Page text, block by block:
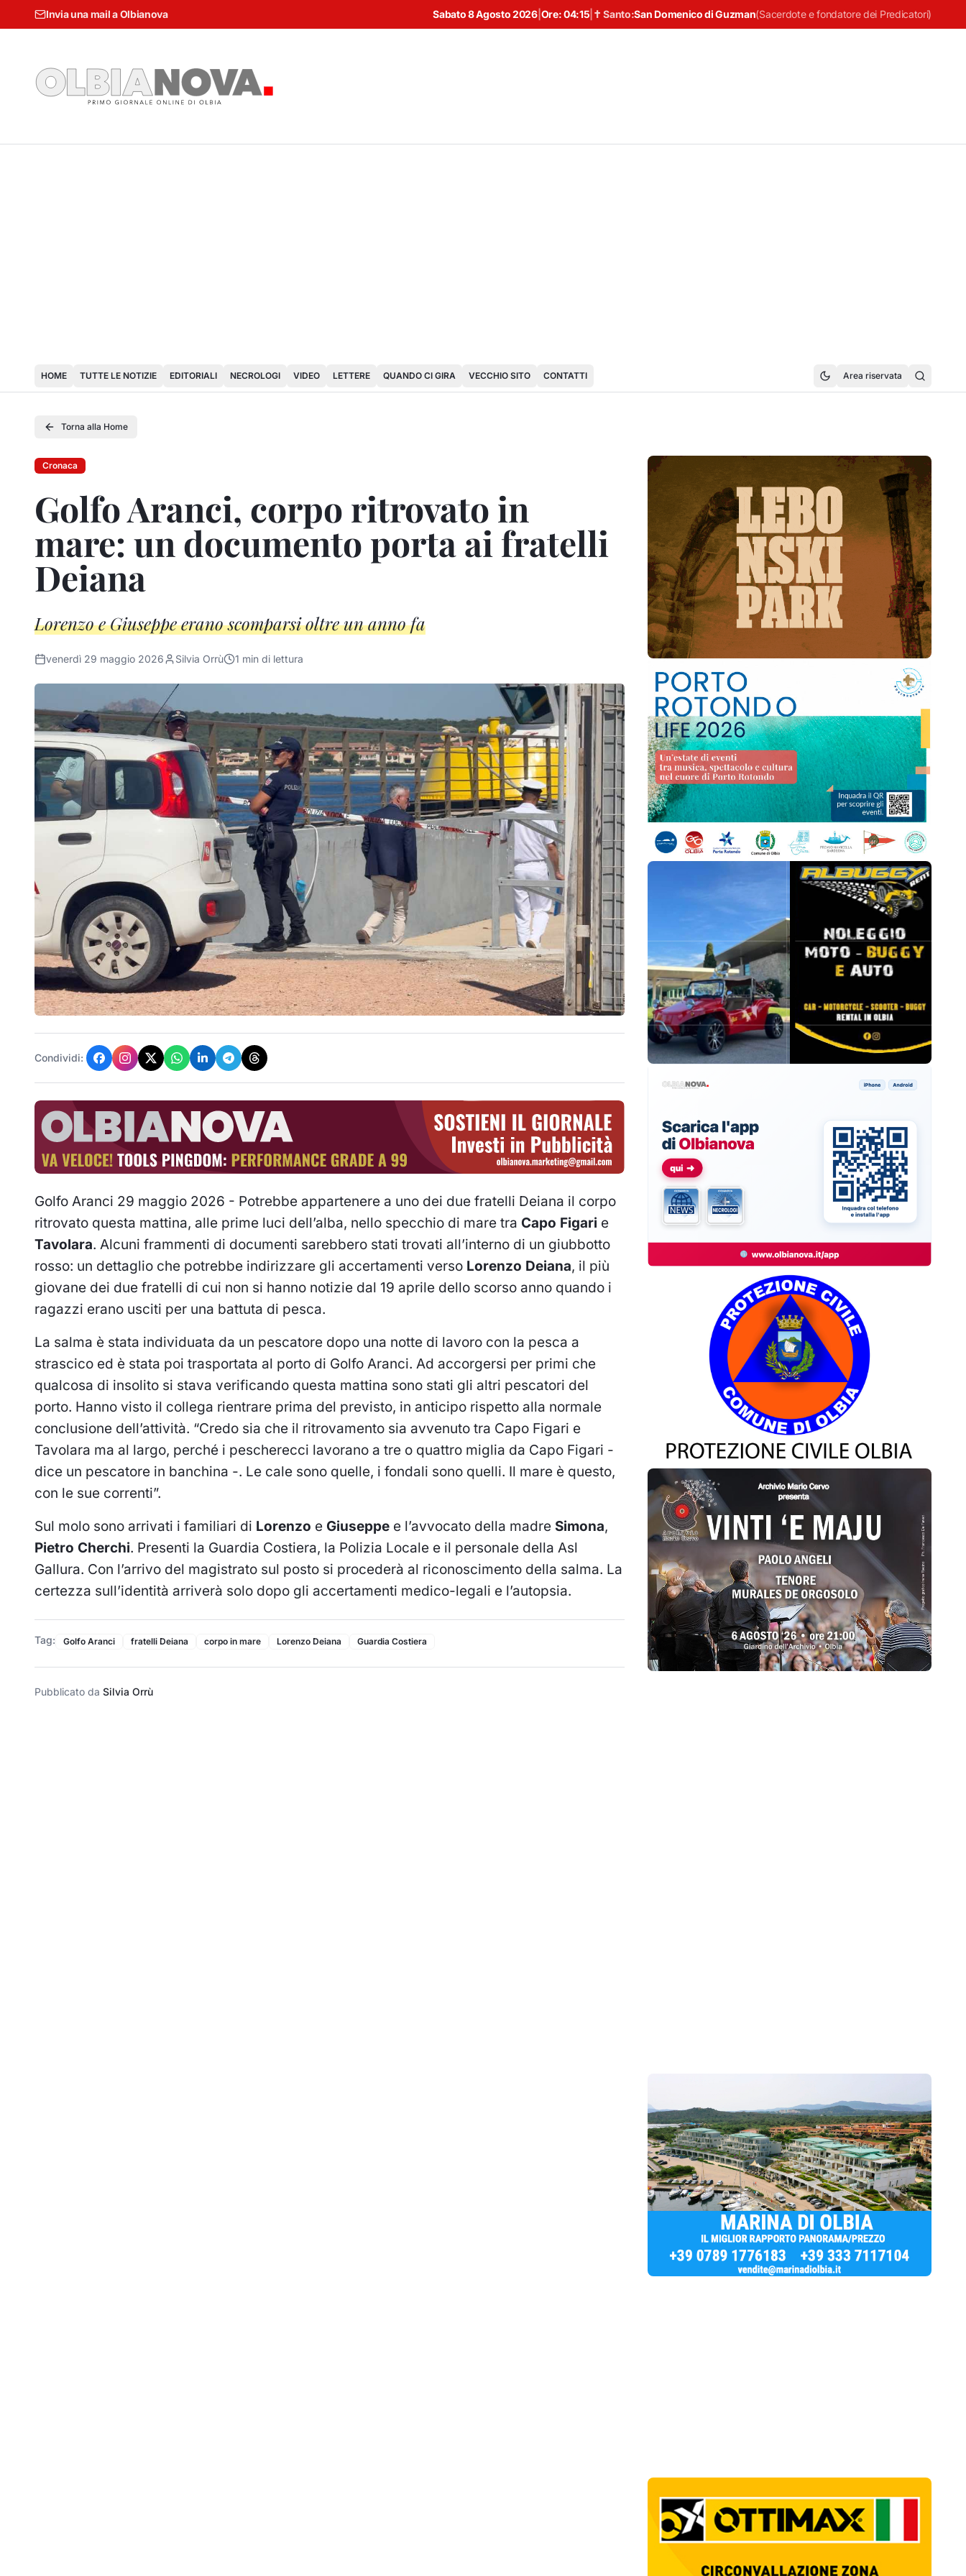
Invia una mail a Olbianova Sabato 8 Agosto 2026| Ore:04:15 ✝ Santo:San Domenico di Guzman(Sacerdote e fondatore dei Predicatori)
HOME TUTTE LE NOTIZIE EDITORIALI NECROLOGI VIDEO LETTERE QUANDO CI GIRA VECCHIO SITO CONTATTI Area riservata
Torna alla Home
Cronaca
Golfo Aranci, corpo ritrovato in
mare: un documento porta ai fratelli
Deiana
Lorenzo e Giuseppe erano scomparsi oltre un anno fa
venerdì 29 maggio 2026 Silvia Orrù 1 min di lettura
Condividi:
Golfo Aranci 29 maggio 2026 - Potrebbe appartenere a uno dei due fratelli Deiana il corpo
ritrovato questa mattina, alle prime luci dell’alba, nello specchio di mare tra Capo Figari e
Tavolara. Alcuni frammenti di documenti sarebbero stati trovati all’interno di un giubbotto
rosso: un dettaglio che potrebbe indirizzare gli accertamenti verso Lorenzo Deiana, il più
giovane dei due fratelli di cui non si hanno notizie dal 19 aprile dello scorso anno quando i
ragazzi erano usciti per una battuta di pesca.
La salma è stata individuata da un pescatore dopo una notte di lavoro con la pesca a
strascico ed è stata poi trasportata al porto di Golfo Aranci. Ad accorgersi per primi che
qualcosa di insolito si stava verificando questa mattina sono stati gli altri pescatori del
porto. Hanno visto il collega rientrare prima del previsto, in anticipo rispetto alla normale
conclusione dell’attività. “Credo sia che il ritrovamento sia avvenuto tra Capo Figari e
Tavolara ma al largo, perché i pescherecci lavorano a tre o quattro miglia da Capo Figari -
dice un pescatore in banchina -. Le cale sono quelle, i fondali sono quelli. Il mare è questo,
con le sue correnti”.
Sul molo sono arrivati i familiari di Lorenzo e Giuseppe e l’avvocato della madre Simona,
Pietro Cherchi. Presenti la Guardia Costiera, la Polizia Locale e il personale della Asl
Gallura. Con l’arrivo del magistrato sul posto si procederà al riconoscimento della salma. La
certezza sull’identità arriverà solo dopo gli accertamenti medico-legali e l’autopsia.
Tag: Golfo Aranci fratelli Deiana corpo in mare Lorenzo Deiana Guardia Costiera
Pubblicato da Silvia Orrù